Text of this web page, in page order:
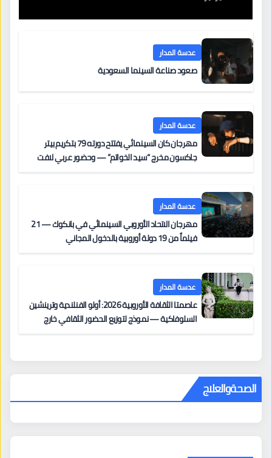
عدسة المدار
صعود صناعة السينما السعودية
عدسة المدار
مهرجان كان السينمائي يفتتح دورته 79 بتكريم بيتر
جاكسون مخرج “سيد الخواتم” — وحضور عربي لافت
عدسة المدار
مهرجان الاتحاد الأوروبي السينمائي في بانكوك — 21
فيلماً من 19 دولة أوروبية بالدخول المجاني
عدسة المدار
عاصمتا الثقافة الأوروبية 2026: أولو الفنلندية وترينشين
السلوفاكية — نموذج لتوزيع الحضور الثقافي خارج
الصحةوالعلاج